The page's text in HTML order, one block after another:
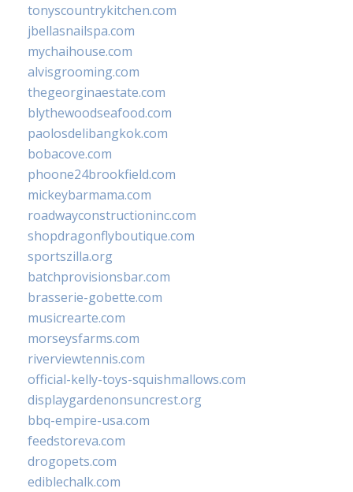
tonyscountrykitchen.com
jbellasnailspa.com
mychaihouse.com
alvisgrooming.com
thegeorginaestate.com
blythewoodseafood.com
paolosdelibangkok.com
bobacove.com
phoone24brookfield.com
mickeybarmama.com
roadwayconstructioninc.com
shopdragonflyboutique.com
sportszilla.org
batchprovisionsbar.com
brasserie-gobette.com
musicrearte.com
morseysfarms.com
riverviewtennis.com
official-kelly-toys-squishmallows.com
displaygardenonsuncrest.org
bbq-empire-usa.com
feedstoreva.com
drogopets.com
ediblechalk.com